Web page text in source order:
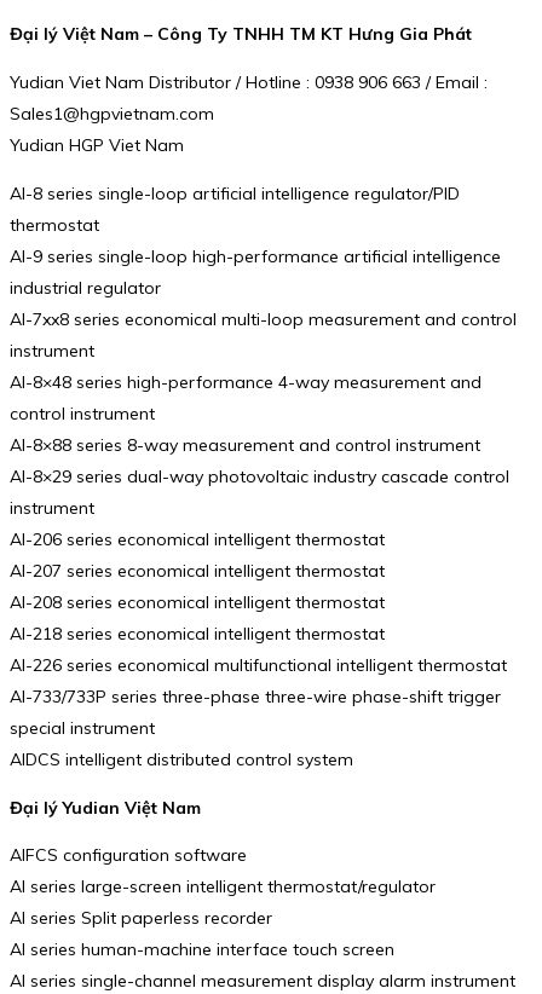
Đại lý Việt Nam – Công Ty TNHH TM KT Hưng Gia Phát
Yudian Viet Nam Distributor / Hotline : 0938 906 663 / Email :
Sales1@hgpvietnam.com
Yudian HGP Viet Nam
AI-8 series single-loop artificial intelligence regulator/PID
thermostat
AI-9 series single-loop high-performance artificial intelligence
industrial regulator
AI-7xx8 series economical multi-loop measurement and control
instrument
AI-8×48 series high-performance 4-way measurement and
control instrument
AI-8×88 series 8-way measurement and control instrument
AI-8×29 series dual-way photovoltaic industry cascade control
instrument
AI-206 series economical intelligent thermostat
AI-207 series economical intelligent thermostat
AI-208 series economical intelligent thermostat
AI-218 series economical intelligent thermostat
AI-226 series economical multifunctional intelligent thermostat
AI-733/733P series three-phase three-wire phase-shift trigger
special instrument
AIDCS intelligent distributed control system
Đại lý Yudian Việt Nam
AIFCS configuration software
AI series large-screen intelligent thermostat/regulator
AI series Split paperless recorder
AI series human-machine interface touch screen
AI series single-channel measurement display alarm instrument